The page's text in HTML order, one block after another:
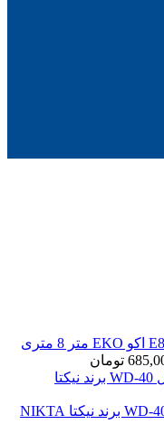
متر 8 متری
تومان